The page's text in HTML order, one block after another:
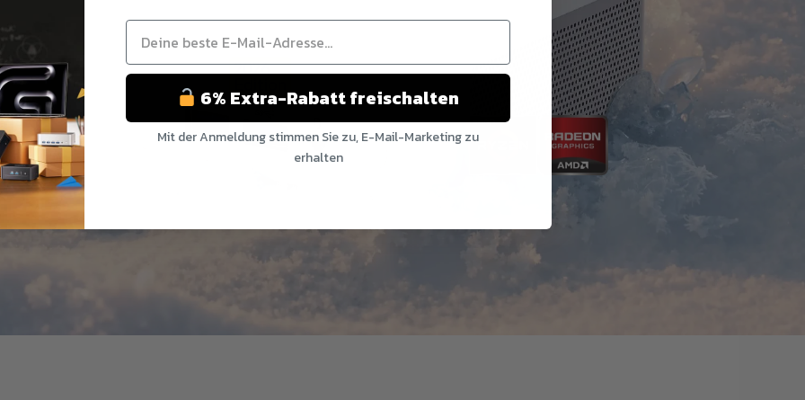
2026
6% Extra-Rabatt freischalten
Mit der Anmeldung stimmen Sie zu, E-Mail-Marketing zu
erhalten